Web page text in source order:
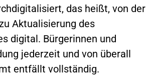
das heißt, von der
Aktualisierung des
digital. Bürgerinnen und
jederzeit und von überall
entfällt vollständig.